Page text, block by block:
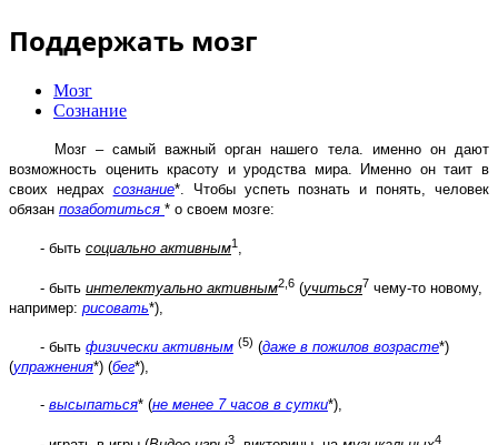
Поддержать мозг
Мозг
Сознание
Мозг – самый важный орган нашего тела. именно он дают
возможность оценить красоту и уродства мира. Именно он таит в
своих недрах сознание*. Чтобы успеть познать и понять, человек
обязан позаботиться * о своем мозге:
- быть социально активным1 ,
- быть интелектуально активным2,6 (учиться7 чему-то новому,
например: рисовать*),
- быть физически активным (5) (даже в пожилов возрасте*)
(упражнения*) (бег*),
- высыпаться* (не менее 7 часов в сутки*),
3 4